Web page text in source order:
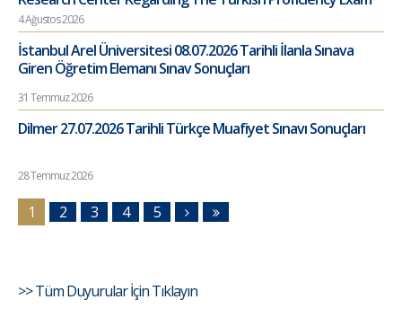
4 Ağustos 2026
İstanbul Arel Üniversitesi 08.07.2026 Tarihli İlanla Sınava
Giren Öğretim Elemanı Sınav Sonuçları
31 Temmuz 2026
Dilmer 27.07.2026 Tarihli Türkçe Muafiyet Sınavı Sonuçları
28 Temmuz 2026
1 2 3 4 5
>> Tüm Duyurular İçin Tıklayın